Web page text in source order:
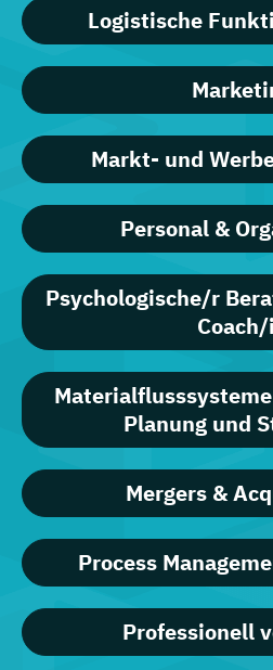
Logistische
Markt- und
Personal &
Psychologische/r
Planung und
Mergers &
Process
Professionell